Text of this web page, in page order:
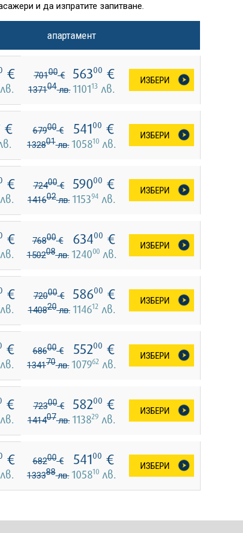
и да изпратите запитване.
апартамент
€
лв.
70100€
137104лв.
56300 €
110113 лв.
ИЗБЕРИ
€ 67900€
132801лв.
54100 €
105810 лв.
ИЗБЕРИ
€ 72400€
141602лв.
59000 €
115394 лв.
ИЗБЕРИ
€
лв.
76800€
150208лв.
63400 €
124000лв.
ИЗБЕРИ
€
лв.
72000€
140820лв.
58600 €
114612 лв.
ИЗБЕРИ
€
лв.
68600€
134170лв.
55200 €
107962 лв.
ИЗБЕРИ
€
лв.
72300€
141407лв.
58200 €
113829 лв.
ИЗБЕРИ
€
лв.
68200€
133388лв.
54100 €
105810 лв.
ИЗБЕРИ